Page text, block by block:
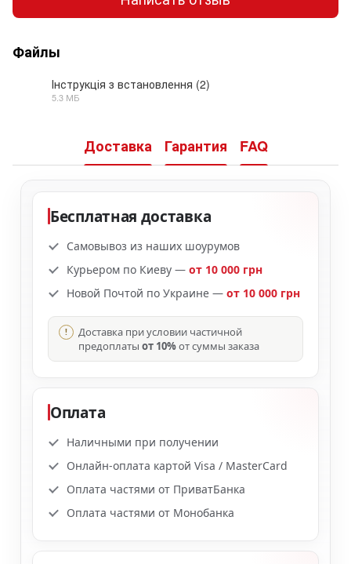
Файлы
Інструкція з встановлення (2)
5.3 МБ
Доставка Гарантия FAQ
Бесплатная доставка
Самовывоз из наших шоурумов
Курьером по Киеву — от 10 000 грн
Новой Почтой по Украине — от 10 000 грн
Доставка при условии частичной
предоплаты от 10%от суммы заказа
Оплата
Наличными при получении
Онлайн-оплата картой Visa / MasterCard
Оплата частями от ПриватБанка
Оплата частями от Монобанка